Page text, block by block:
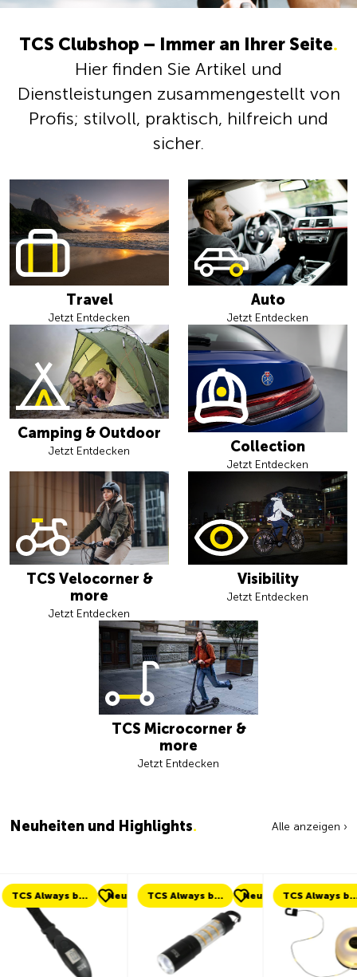
TCS Clubshop – Immer an Ihrer Seite.
Hier finden Sie Artikel und
Dienstleistungen zusammengestellt von
Profis; stilvoll, praktisch, hilfreich und
sicher.
Travel
Jetzt Entdecken
Auto
Jetzt Entdecken
Camping & Outdoor
Jetzt Entdecken Collection
Jetzt Entdecken
TCS Velocorner &
more
Jetzt Entdecken
Visibility
Jetzt Entdecken
TCS Microcorner &
more
Jetzt Entdecken
Neuheiten und Highlights. Alle anzeigen ›
TCS Always by my side Neu TCS Always by my side Neu Neu